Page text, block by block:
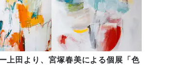
上田より、宮塚春美による個展「色